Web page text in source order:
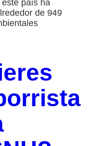
este país ha
de 949